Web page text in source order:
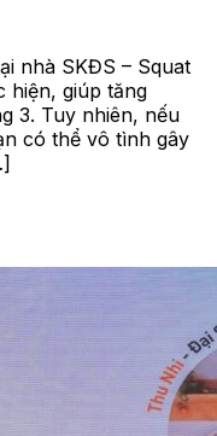
nhà SKĐS – Squat
hiện, giúp tăng
3. Tuy nhiên, nếu
có thể vô tình gây